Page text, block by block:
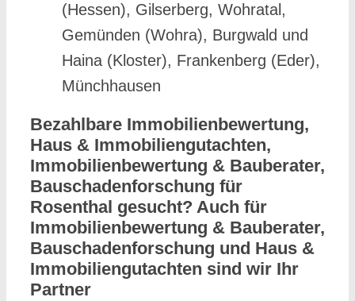
(Hessen), Gilserberg, Wohratal,
Gemünden (Wohra), Burgwald und
Haina (Kloster), Frankenberg (Eder),
Münchhausen
Bezahlbare Immobilienbewertung,
Haus & Immobiliengutachten,
Immobilienbewertung & Bauberater,
Bauschadenforschung für
Rosenthal gesucht? Auch für
Immobilienbewertung & Bauberater,
Bauschadenforschung und Haus &
Immobiliengutachten sind wir Ihr
Partner